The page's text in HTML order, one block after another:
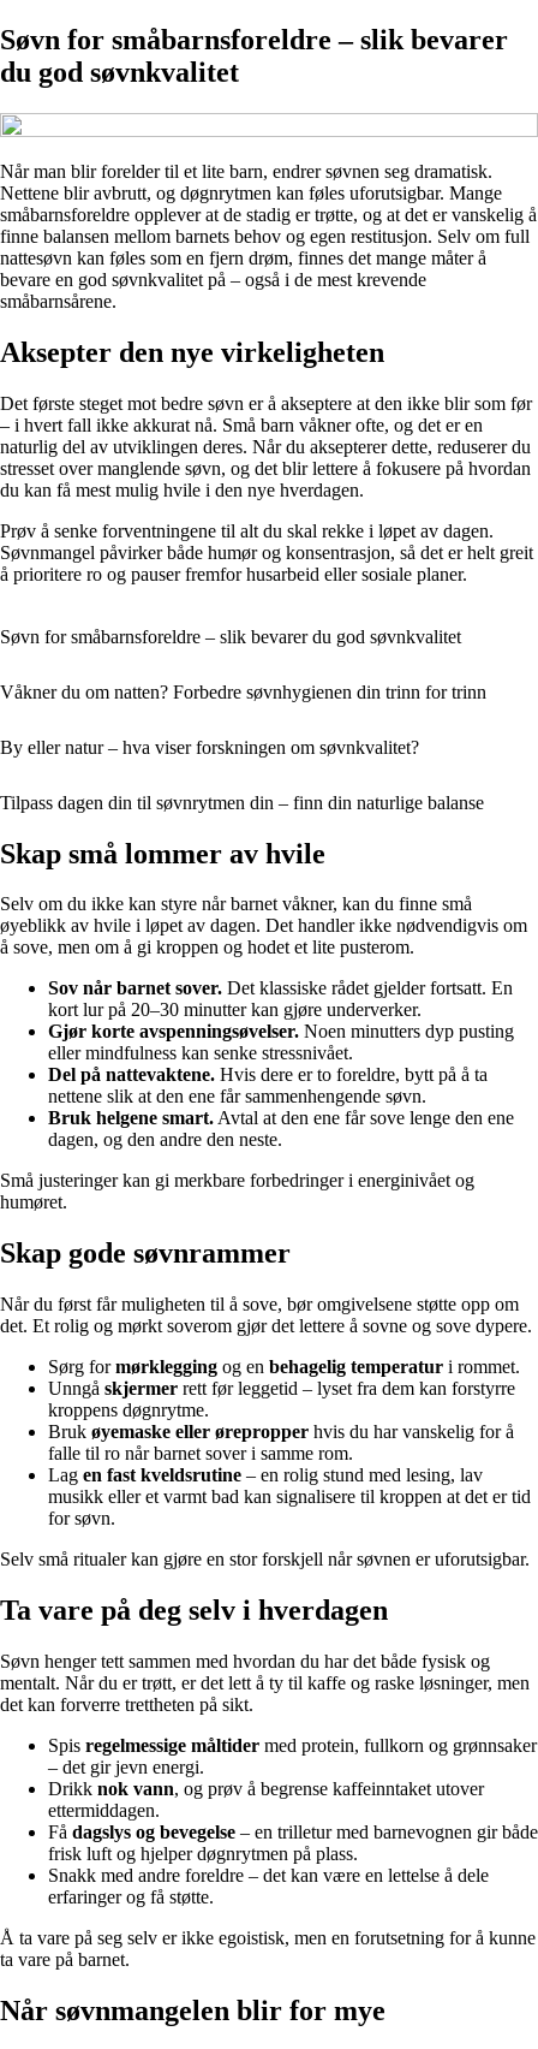
Søvn for småbarnsforeldre – slik bevarer
du god søvnkvalitet
Når man blir forelder til et lite barn, endrer søvnen seg dramatisk.
Nettene blir avbrutt, og døgnrytmen kan føles uforutsigbar. Mange
småbarnsforeldre opplever at de stadig er trøtte, og at det er vanskelig å
finne balansen mellom barnets behov og egen restitusjon. Selv om full
nattesøvn kan føles som en fjern drøm, finnes det mange måter å
bevare en god søvnkvalitet på – også i de mest krevende
småbarnsårene.
Aksepter den nye virkeligheten
Det første steget mot bedre søvn er å akseptere at den ikke blir som før
– i hvert fall ikke akkurat nå. Små barn våkner ofte, og det er en
naturlig del av utviklingen deres. Når du aksepterer dette, reduserer du
stresset over manglende søvn, og det blir lettere å fokusere på hvordan
du kan få mest mulig hvile i den nye hverdagen.
Prøv å senke forventningene til alt du skal rekke i løpet av dagen.
Søvnmangel påvirker både humør og konsentrasjon, så det er helt greit
å prioritere ro og pauser fremfor husarbeid eller sosiale planer.
Søvn for småbarnsforeldre – slik bevarer du god søvnkvalitet
Våkner du om natten? Forbedre søvnhygienen din trinn for trinn
By eller natur – hva viser forskningen om søvnkvalitet?
Tilpass dagen din til søvnrytmen din – finn din naturlige balanse
Skap små lommer av hvile
Selv om du ikke kan styre når barnet våkner, kan du finne små
øyeblikk av hvile i løpet av dagen. Det handler ikke nødvendigvis om
å sove, men om å gi kroppen og hodet et lite pusterom.
Sov når barnet sover. Det klassiske rådet gjelder fortsatt. En
kort lur på 20–30 minutter kan gjøre underverker.
Gjør korte avspenningsøvelser. Noen minutters dyp pusting
eller mindfulness kan senke stressnivået.
Del på nattevaktene. Hvis dere er to foreldre, bytt på å ta
nettene slik at den ene får sammenhengende søvn.
Bruk helgene smart.Avtal at den ene får sove lenge den ene
dagen, og den andre den neste.
Små justeringer kan gi merkbare forbedringer i energinivået og
humøret.
Skap gode søvnrammer
Når du først får muligheten til å sove, bør omgivelsene støtte opp om
det. Et rolig og mørkt soverom gjør det lettere å sovne og sove dypere.
Sørg formørklegging og en behagelig temperatur i rommet.
Unngå skjermer rett før leggetid – lyset fra dem kan forstyrre
kroppens døgnrytme.
Bruk øye­maske eller ørepropper hvis du har vanskelig for å
falle til ro når barnet sover i samme rom.
Lag en fast kveldsrutine – en rolig stund med lesing, lav
musikk eller et varmt bad kan signalisere til kroppen at det er tid
for søvn.
Selv små ritualer kan gjøre en stor forskjell når søvnen er uforutsigbar.
Ta vare på deg selv i hverdagen
Søvn henger tett sammen med hvordan du har det både fysisk og
mentalt. Når du er trøtt, er det lett å ty til kaffe og raske løsninger, men
det kan forverre trettheten på sikt.
Spis regelmessige måltider med protein, fullkorn og grønnsaker
– det gir jevn energi.
Drikk nok vann, og prøv å begrense kaffeinntaket utover
ettermiddagen.
Få dagslys og bevegelse – en trilletur med barnevognen gir både
frisk luft og hjelper døgnrytmen på plass.
Snakk med andre foreldre – det kan være en lettelse å dele
erfaringer og få støtte.
Å ta vare på seg selv er ikke egoistisk, men en forutsetning for å kunne
ta vare på barnet.
Når søvnmangelen blir for mye